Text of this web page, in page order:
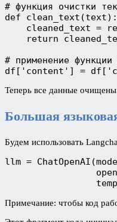
# функция очистки
def clean_text(text):
cleaned_text =
return
# применение
df['content'] =
Теперь все данные
Большая
Будем использовать
llm =
Примечание: чтобы код